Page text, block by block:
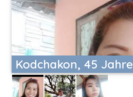
Kodchakon, 45 Jahre